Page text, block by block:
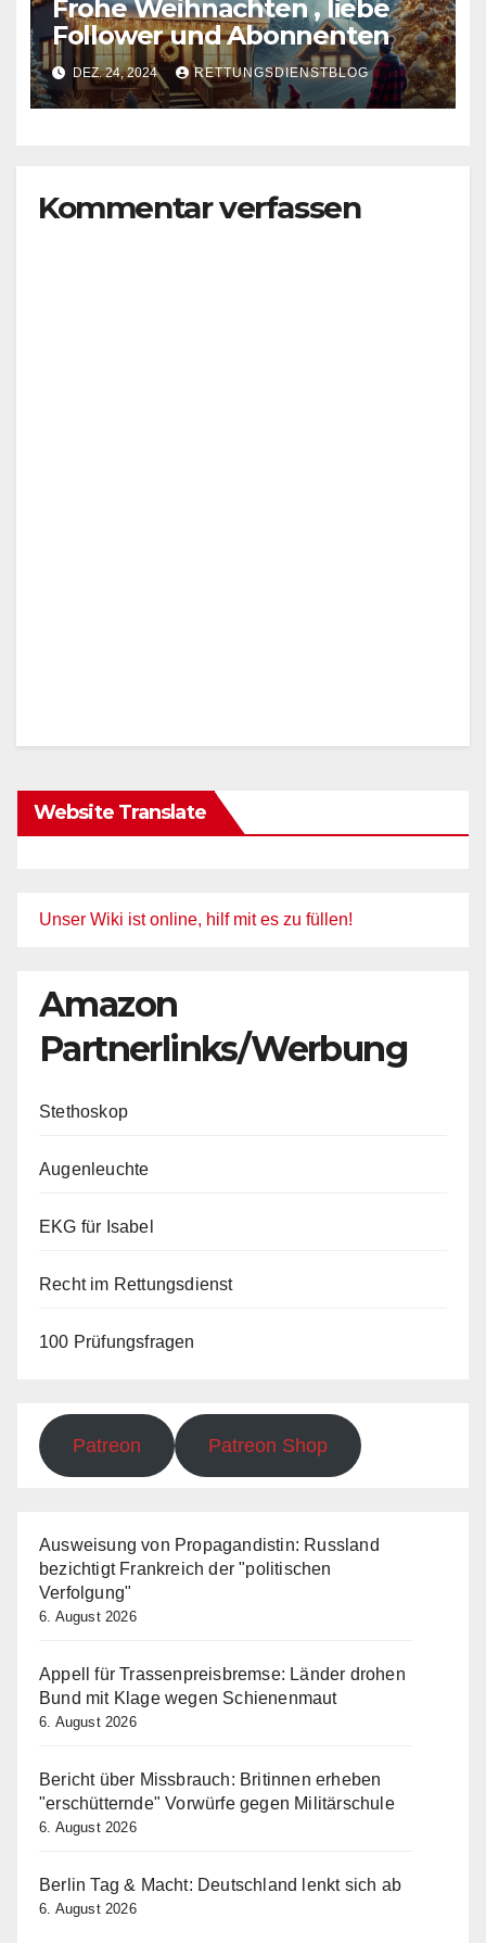
Frohe Weihnachten , liebe
Follower und Abonnenten
DEZ. 24, 2024 RETTUNGSDIENSTBLOG
Kommentar verfassen
Website Translate
Unser Wiki ist online, hilf mit es zu füllen!
Amazon
Partnerlinks/Werbung
Stethoskop
Augenleuchte
EKG für Isabel
Recht im Rettungsdienst
100 Prüfungsfragen
Patreon Patreon Shop
Ausweisung von Propagandistin: Russland
bezichtigt Frankreich der "politischen
Verfolgung"
6. August 2026
Appell für Trassenpreisbremse: Länder drohen
Bund mit Klage wegen Schienenmaut
6. August 2026
Bericht über Missbrauch: Britinnen erheben
"erschütternde" Vorwürfe gegen Militärschule
6. August 2026
Berlin Tag & Macht: Deutschland lenkt sich ab
6. August 2026